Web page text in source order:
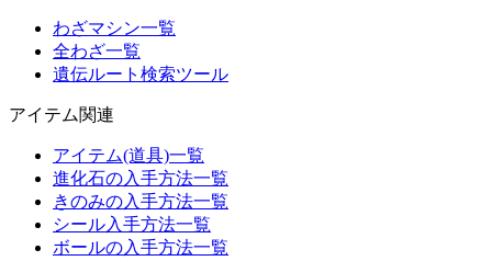
わざマシン一覧
全わざ一覧
遺伝ルート検索ツール
アイテム関連
アイテム(道具)一覧
進化石の入手方法一覧
きのみの入手方法一覧
シール入手方法一覧
ボールの入手方法一覧